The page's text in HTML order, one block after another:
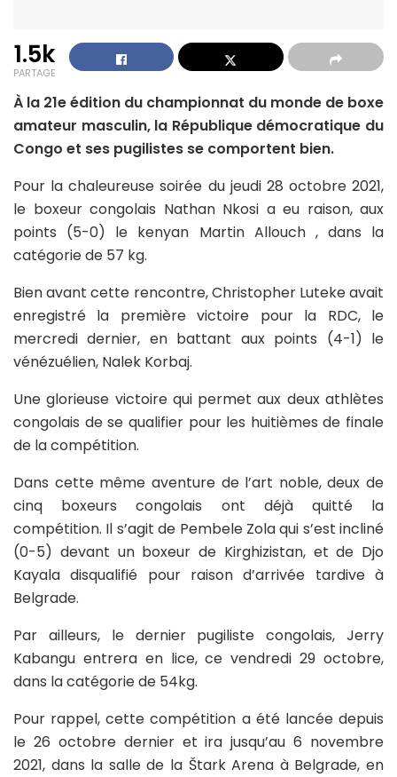
1.5k
PARTAGE
À la 21e édition du championnat du monde de boxe
amateur masculin, la République démocratique du
Congo et ses pugilistes se comportent bien.
Pour la chaleureuse soirée du jeudi 28 octobre 2021,
le boxeur congolais Nathan Nkosi a eu raison, aux
points (5-0) le kenyan Martin Allouch , dans la
catégorie de 57 kg.
Bien avant cette rencontre, Christopher Luteke avait
enregistré la première victoire pour la RDC, le
mercredi dernier, en battant aux points (4-1) le
vénézuélien, Nalek Korbaj.
Une glorieuse victoire qui permet aux deux athlètes
congolais de se qualifier pour les huitièmes de finale
de la compétition.
Dans cette même aventure de l’art noble, deux de
cinq boxeurs congolais ont déjà quitté la
compétition. Il s’agit de Pembele Zola qui s’est incliné
(0-5) devant un boxeur de Kirghizistan, et de Djo
Kayala disqualifié pour raison d’arrivée tardive à
Belgrade.
Par ailleurs, le dernier pugiliste congolais, Jerry
Kabangu entrera en lice, ce vendredi 29 octobre,
dans la catégorie de 54kg.
Pour rappel, cette compétition a été lancée depuis
le 26 octobre dernier et ira jusqu’au 6 novembre
2021, dans la salle de la Štark Arena à Belgrade, en